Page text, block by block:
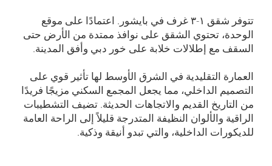
تتوفر شقق ۱-۳ غرف في بايشور. اعتمادًا على موقع
الوحدة، تحتوي الشقق على نوافذ ممتدة من الأرض حتى
السقف مع إطلالات خلابة على خور دبي وأفق المدينة.
العمارة التقليدية في الشرق الأوسط لها تأثير قوي على
التصميم الداخلي، مما يجعل المجمع السكني مزيجًا فريدًا
من التاريخ القديم والاتجاهات الحديثة. تضيف التشطيبات
الراقية والألوان النظيفة المتدرجة قليلاً إلى الراحة العامة
للديكورات الداخلية، والتي تبدو أنيقة وذكية.